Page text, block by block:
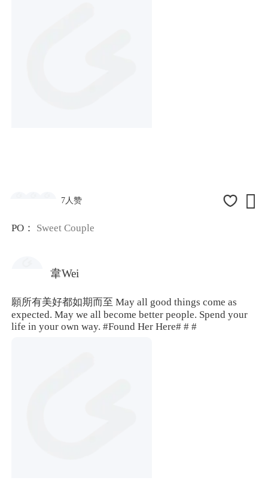
7人赞 
PO： Sweet Couple
韋Wei
願所有美好都如期而至 May all good things come as
expected. May we all become better people. Spend your
life in your own way.#Found Her Here# # #